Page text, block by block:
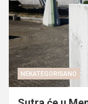
NEKATEGORISANO